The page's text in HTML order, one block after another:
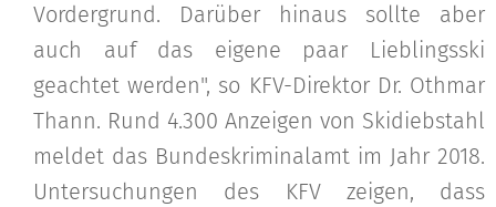
Vordergrund. Darüber hinaus sollte aber
auch auf das eigene paar Lieblingsski
geachtet werden", so KFV-Direktor Dr. Othmar
Thann. Rund 4.300 Anzeigen von Skidiebstahl
meldet das Bundeskriminalamt im Jahr 2018.
Untersuchungen des KFV zeigen, dass